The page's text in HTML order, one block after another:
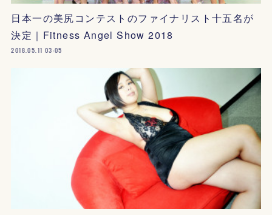
日本一の美尻コンテストのファイナリスト十五名が
決定｜Fitness Angel Show 2018
2018.05.11 03:05